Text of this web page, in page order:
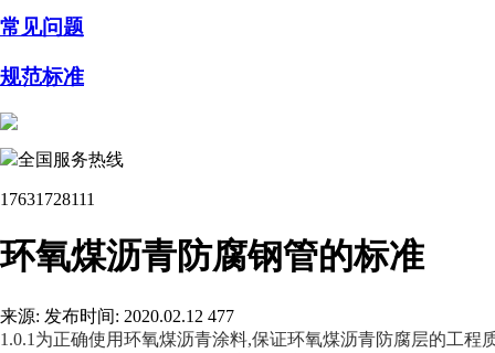
常见问题
规范标准
全国服务热线
17631728111
环氧煤沥青防腐钢管的标准
来源: 发布时间: 2020.02.12 477
1.0.1为正确使用环氧煤沥青涂料,保证环氧煤沥青防腐层的工程